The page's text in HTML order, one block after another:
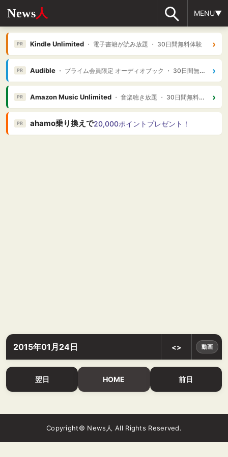
News人 MENU▼
PR Kindle Unlimited・ 電子書籍が読み放題 ・ 30日間無料体験 ›
PR Audible・ プライム会員限定 オーディオブック ・ 30日間無料体験 ›
PR Amazon Music Unlimited・ 音楽聴き放題 ・ 30日間無料体験 ›
PR ahamo乗り換えで20,000ポイントプレゼント！
2015年01月24日 <> 動画
翌日 HOME 前日
Copyright© News人 All Rights Reserved.